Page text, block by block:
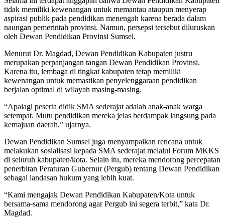
tidak memiliki kewenangan untuk memantau ataupun menyerap
aspirasi publik pada pendidikan menengah karena berada dalam
naungan pemerintah provinsi. Namun, persepsi tersebut diluruskan
oleh Dewan Pendidikan Provinsi Sumsel.
Menurut Dr. Magdad, Dewan Pendidikan Kabupaten justru
merupakan perpanjangan tangan Dewan Pendidikan Provinsi.
Karena itu, lembaga di tingkat kabupaten tetap memiliki
kewenangan untuk memastikan penyelenggaraan pendidikan
berjalan optimal di wilayah masing-masing.
“Apalagi peserta didik SMA sederajat adalah anak-anak warga
setempat. Mutu pendidikan mereka jelas berdampak langsung pada
kemajuan daerah,” ujarnya.
Dewan Pendidikan Sumsel juga menyampaikan rencana untuk
melakukan sosialisasi kepada SMA sederajat melalui Forum MKKS
di seluruh kabupaten/kota. Selain itu, mereka mendorong percepatan
penerbitan Peraturan Gubernur (Pergub) tentang Dewan Pendidikan
sebagai landasan hukum yang lebih kuat.
“Kami mengajak Dewan Pendidikan Kabupaten/Kota untuk
bersama-sama mendorong agar Pergub ini segera terbit,” kata Dr.
Magdad.